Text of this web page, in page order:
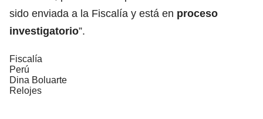
sido enviada a la Fiscalía y está en proceso
investigatorio”.
Fiscalía
Perú
Dina Boluarte
Relojes